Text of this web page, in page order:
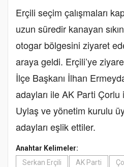
Erçili seçim çalışmaları
uzun süredir kanayan
otogar bölgesini ziyaret
araya geldi. Erçili’ye
İlçe Başkanı İlhan
adayları ile AK Parti Çorlu
Uylaş ve yönetim kurulu
adayları eşlik ettiler.
Anahtar Kelimeler:
Serkan Erçili
AK Parti